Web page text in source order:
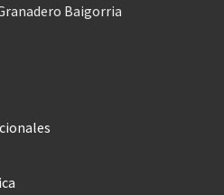
Baigorria